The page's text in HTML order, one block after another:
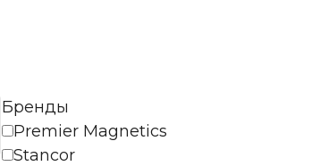
Бренды
Premier Magnetics
Stancor